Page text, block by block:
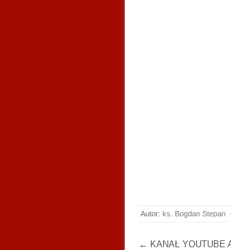
Autor: ks. Bogdan Stepan ·
Post navigation
← KANAŁ YOUTUBE